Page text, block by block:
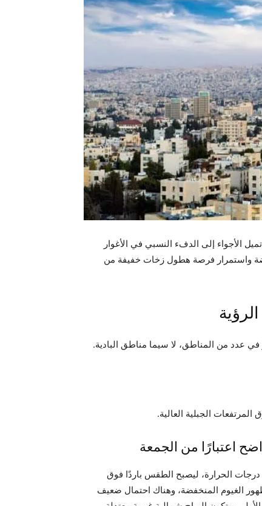
الأجواء إلى الدفء النسبي في الأغوار
واستمرار فرصة هطول زخات خفيفة من
في عدد من المناطق، لا سيما مناطق البادية.
الجبلية العالية.
اعتبارًا من الجمعة
الحرارة، ليصبح الطقس باردًا فوق
الغيوم المنخفضة، وهناك احتمال ضعيف